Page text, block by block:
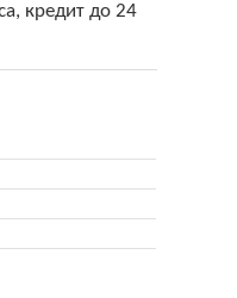
кредит до 24